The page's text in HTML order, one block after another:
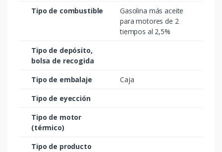
Tipo de combustible
Gasolina más aceite
para motores de 2
tiempos al 2,5%
Tipo de depósito,
bolsa de recogida
Tipo de embalaje
Caja
Tipo de eyección
Tipo de motor
(térmico)
Tipo de producto